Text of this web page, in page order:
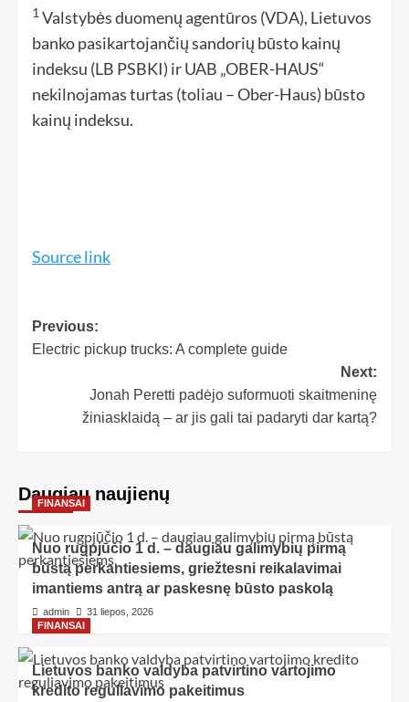
1Valstybės duomenų agentūros (VDA), Lietuvos
banko pasikartojančių sandorių būsto kainų
indeksu (LB PSBKI) ir UAB „OBER-HAUS“
nekilnojamas turtas (toliau – Ober-Haus) būsto
kainų indeksu.
Source link
Previous:
Electric pickup trucks: A complete guide
Next:
Jonah Peretti padėjo suformuoti skaitmeninę
žiniasklaidą – ar jis gali tai padaryti dar kartą?
Daugiau naujienų
FINANSAI
Nuo rugpjūčio 1 d. – daugiau galimybių pirmą
būstą perkantiesiems, griežtesni reikalavimai
imantiems antrą ar paskesnę būsto paskolą
admin
31 liepos, 2026
FINANSAI
Lietuvos banko valdyba patvirtino vartojimo
kredito reguliavimo pakeitimus